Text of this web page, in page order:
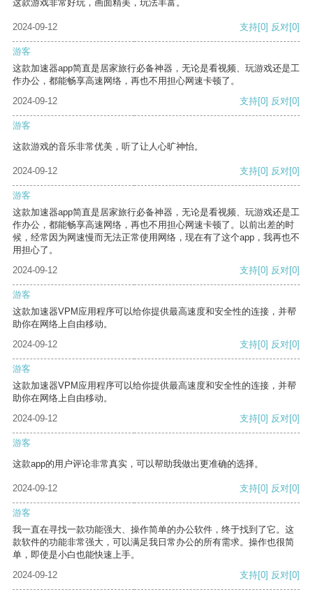
这款游戏非常好玩，画面精美，玩法丰富。
2024-09-12 支持[0] 反对[0]
游客
这款加速器app简直是居家旅行必备神器，无论是看视频、玩游戏还是工
作办公，都能畅享高速网络，再也不用担心网速卡顿了。
2024-09-12
支持[0] 反对[0]
游客
这款游戏的音乐非常优美，听了让人心旷神怡。
2024-09-12 支持[0] 反对[0]
游客
这款加速器app简直是居家旅行必备神器，无论是看视频、玩游戏还是工
作办公，都能畅享高速网络，再也不用担心网速卡顿了。以前出差的时
候，经常因为网速慢而无法正常使用网络，现在有了这个app，我再也不
用担心了。
2024-09-12
支持[0] 反对[0]
游客
这款加速器VPM应用程序可以给你提供最高速度和安全性的连接，并帮
助你在网络上自由移动。
2024-09-12
支持[0] 反对[0]
游客
这款加速器VPM应用程序可以给你提供最高速度和安全性的连接，并帮
助你在网络上自由移动。
2024-09-12
支持[0] 反对[0]
游客
这款app的用户评论非常真实，可以帮助我做出更准确的选择。
2024-09-12 支持[0] 反对[0]
游客
我一直在寻找一款功能强大、操作简单的办公软件，终于找到了它。这
款软件的功能非常强大，可以满足我日常办公的所有需求。操作也很简
单，即使是小白也能快速上手。
2024-09-12
支持[0] 反对[0]